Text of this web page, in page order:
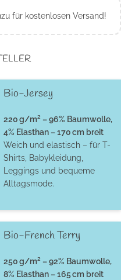
für kostenlosen Versand!
Bio-Jersey
220 g/m² – 96% Baumwolle,
4% Elasthan – 170 cm breit
Weich und elastisch – für T-
Shirts, Babykleidung,
Leggings und bequeme
Alltagsmode.
Bio-French Terry
250 g/m² – 92% Baumwolle,
8% Elasthan – 165 cm breit